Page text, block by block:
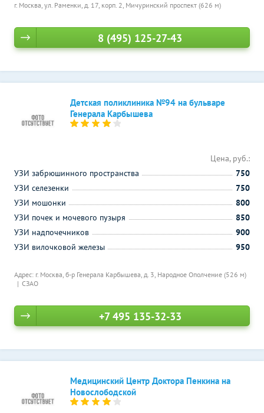
г. Москва, ул. Раменки, д. 17, корп. 2, Мичуринский проспект (626 м)
8 (495) 125-27-43
Детская поликлиника №94 на бульваре
Генерала Карбышева
Адрес: г. Москва, б-р Генерала Карбышева, д. 3, Народное Ополчение (526 м)
СЗАО
Цена, руб.:
УЗИ забрюшинного пространства
750
УЗИ селезенки
750
УЗИ мошонки
800
УЗИ почек и мочевого пузыря
850
УЗИ надпочечников
900
УЗИ вилочковой железы
950
+7 495 135-32-33
Медицинский Центр Доктора Пенкина на
Новослободской